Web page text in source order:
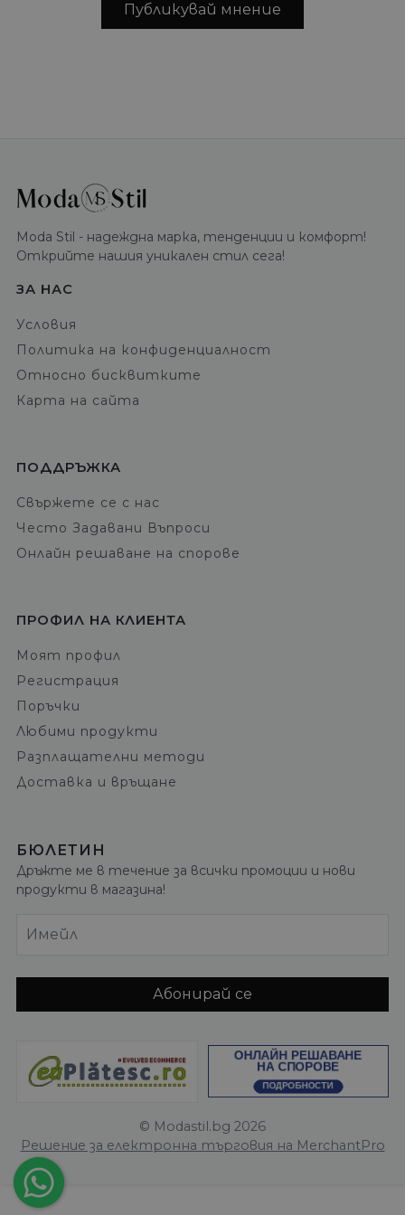
Публикувай мнение
Moda Stil - надеждна марка, тенденции и комфорт!
Открийте нашия уникален стил сега!
ЗА НАС
Условия
Политика на конфиденциалност
Относно бисквитките
Карта на сайта
ПОДДРЪЖКА
Свържете се с нас
Често Задавани Въпроси
Онлайн решаване на спорове
ПРОФИЛ НА КЛИЕНТА
Моят профил
Регистрация
Поръчки
Любими продукти
Разплащателни методи
Доставка и връщане
БЮЛЕТИН
Дръжте ме в течение за всички промоции и нови
продукти в магазина!
Имейл
Абонирай се
© Modastil.bg 2026
Решение за електронна търговия на MerchantPro